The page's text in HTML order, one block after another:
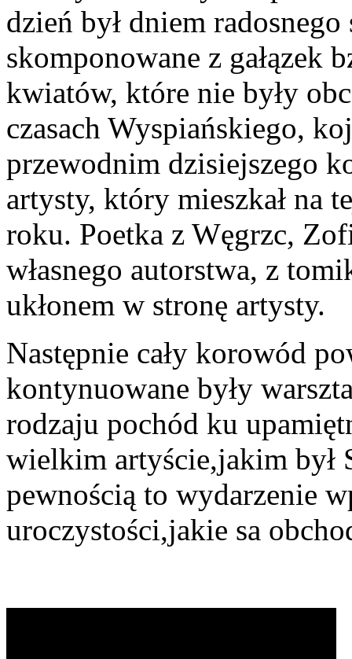
dzień był dniem
skomponowane z
kwiatów, które nie były
czasach Wyspiańskiego,
przewodnim dzisiejszego
artysty, który mieszkał na
roku. Poetka z Węgrzc,
własnego autorstwa, z
ukłonem w stronę artysty.
Następnie cały korowód
kontynuowane były
rodzaju pochód ku
wielkim artyście,jakim był
pewnością to wydarzenie
uroczystości,jakie sa